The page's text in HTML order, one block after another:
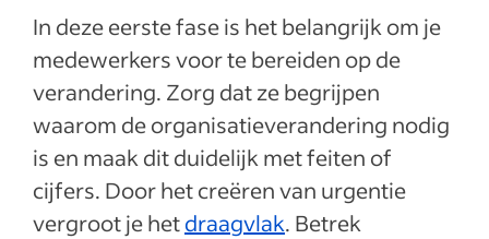
In deze eerste fase is het belangrijk om je
medewerkers voor te bereiden op de
verandering. Zorg dat ze begrijpen
waarom de organisatieverandering nodig
is en maak dit duidelijk met feiten of
cijfers. Door het creëren van urgentie
vergroot je hetdraagvlak. Betrek